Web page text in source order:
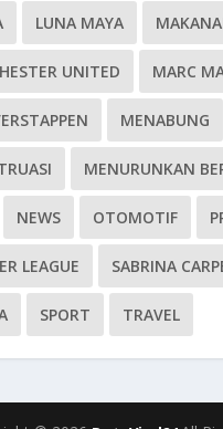
LUNA MAYA
UNITED MARC
MENABUNG
MENURUNKAN
NEWS OTOMOTIF
LEAGUE SABRINA
SPORT TRAVEL